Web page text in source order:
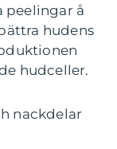
peelingar å
hudens
hudceller.
nackdelar